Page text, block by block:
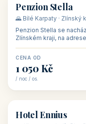
🏡 penzion
Penzion Stella
🌄 Bílé Karpaty · Zlínský
Penzion Stella se
Zlínském kraji, na
CENA OD
1 050 Kč
/ noc / os.
🏨 hotel
Hotel Ennius